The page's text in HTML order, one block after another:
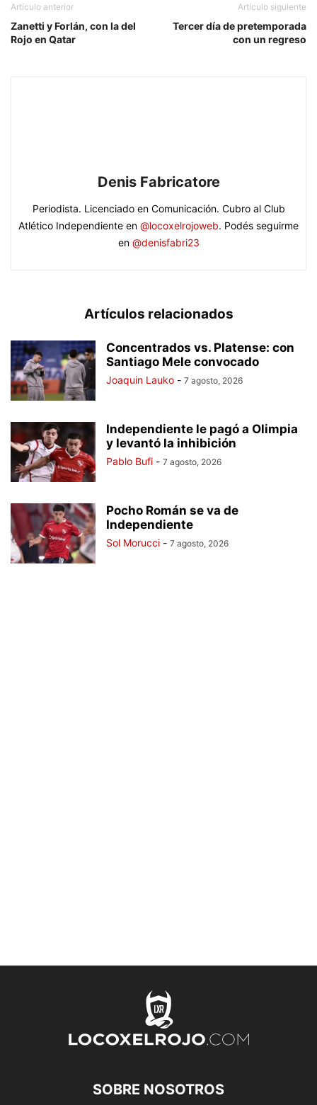
Artículo anterior
Zanetti y Forlán, con la del
Rojo en Qatar
Artículo siguiente
Tercer día de pretemporada
con un regreso
Denis Fabricatore
Periodista. Licenciado en Comunicación. Cubro al Club
Atlético Independiente en @locoxelrojoweb. Podés seguirme
en @denisfabri23
Artículos relacionados
Concentrados vs. Platense: con
Santiago Mele convocado
Joaquin Lauko - 7 agosto, 2026
Independiente le pagó a Olimpia
y levantó la inhibición
Pablo Bufi - 7 agosto, 2026
Pocho Román se va de
Independiente
Sol Morucci - 7 agosto, 2026
SOBRE NOSOTROS